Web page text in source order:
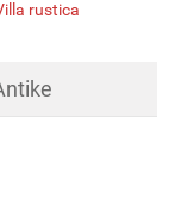
rustica